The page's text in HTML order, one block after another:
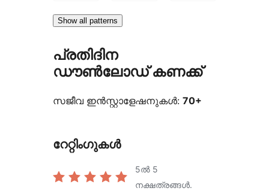
Show all patterns
പ്രതിദിന
ഡൗൺലോഡ് കണക്ക്
സജീവ ഇൻസ്റ്റാളേഷനുകൾ: 70+
റേറ്റിംഗുകൾ
5ൽ 5
നക്ഷത്രങ്ങൾ.